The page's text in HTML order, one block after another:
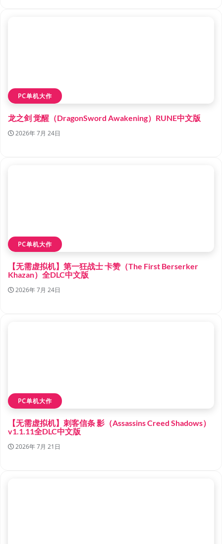
PC单机大作
龙之剑 觉醒（DragonSword Awakening）RUNE中文版
2026年 7月 24日
PC单机大作
【无需虚拟机】第一狂战士 卡赞（The First Berserker
Khazan）全DLC中文版
2026年 7月 24日
PC单机大作
【无需虚拟机】刺客信条 影（Assassins Creed Shadows）
v1.1.11全DLC中文版
2026年 7月 21日